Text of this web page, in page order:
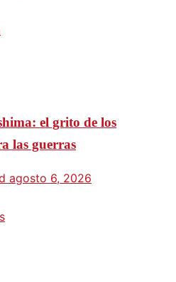
el grito de los
las guerras
agosto 6, 2026